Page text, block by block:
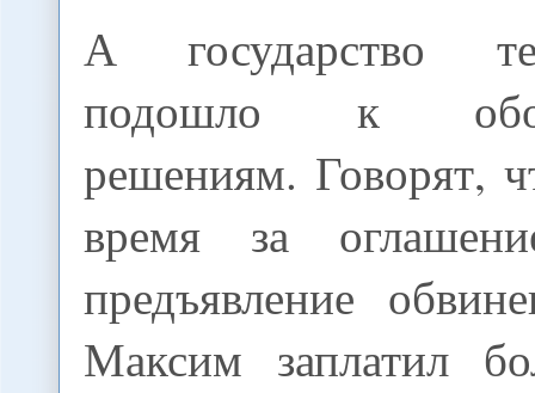
А государство
подошло к
решениям. Говорят,
время за
предъявление
Максим заплатил